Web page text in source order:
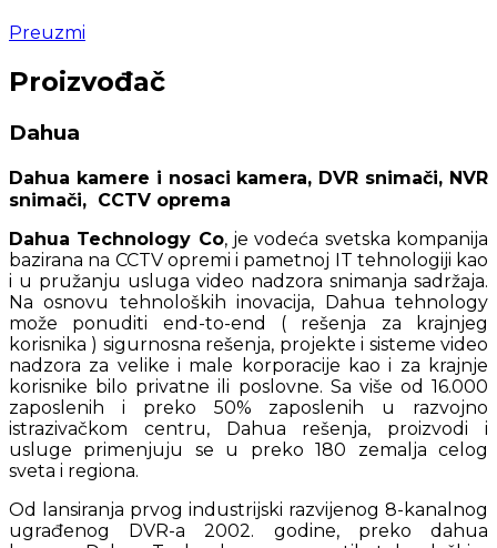
Preuzmi
Proizvođač
Dahua
Dahua kamere i nosaci kamera, DVR snimači, NVR
snimači, CCTV oprema
Dahua Technology Co, je vodeća svetska kompanija
bazirana na CCTV opremi i pametnoj IT tehnologiji kao
i u pružanju usluga video nadzora snimanja sadržaja.
Na osnovu tehnoloških inovacija, Dahua tehnology
može ponuditi end-to-end ( rešenja za krajnjeg
korisnika ) sigurnosna rešenja, projekte i sisteme video
nadzora za velike i male korporacije kao i za krajnje
korisnike bilo privatne ili poslovne. Sa više od 16.000
zaposlenih i preko 50% zaposlenih u razvojno
istrazivačkom centru, Dahua rešenja, proizvodi i
usluge primenjuju se u preko 180 zemalja celog
sveta i regiona.
Od lansiranja prvog industrijski razvijenog 8-kanalnog
ugrađenog DVR-a 2002. godine, preko dahua